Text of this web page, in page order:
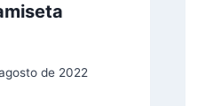
de 2022